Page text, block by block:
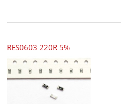
RES0603 220R 5%